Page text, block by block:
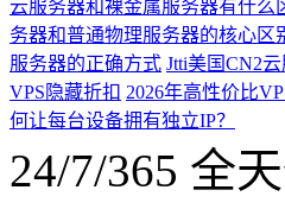
云服务器和裸金属服务器有什么
务器和普通物理服务器的核心区
服务器的正确方式 Jtti美国CN2
VPS隐藏折扣 2026年高性价比
何让每台设备拥有独立IP？
24/7/365 全